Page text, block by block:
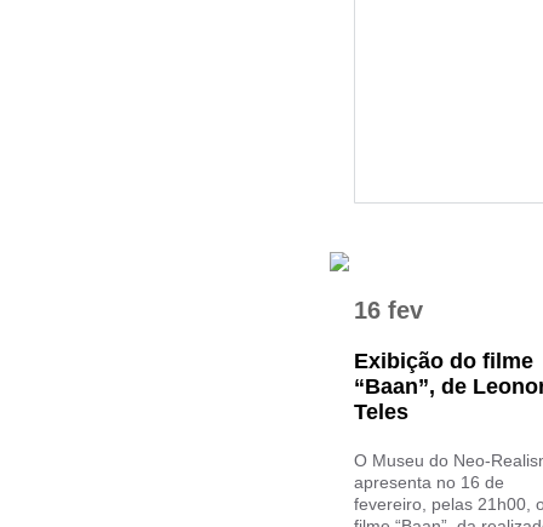
16 fev
Exibição do filme
“Baan”, de
Teles
O Museu do Neo-
apresenta no 16 de
fevereiro, pelas 21h00,